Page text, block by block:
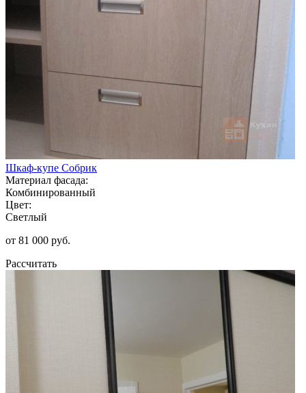
Шкаф-купе Собрик
Материал фасада:
Комбинированный
Цвет:
Светлый
от 81 000 руб.
Рассчитать